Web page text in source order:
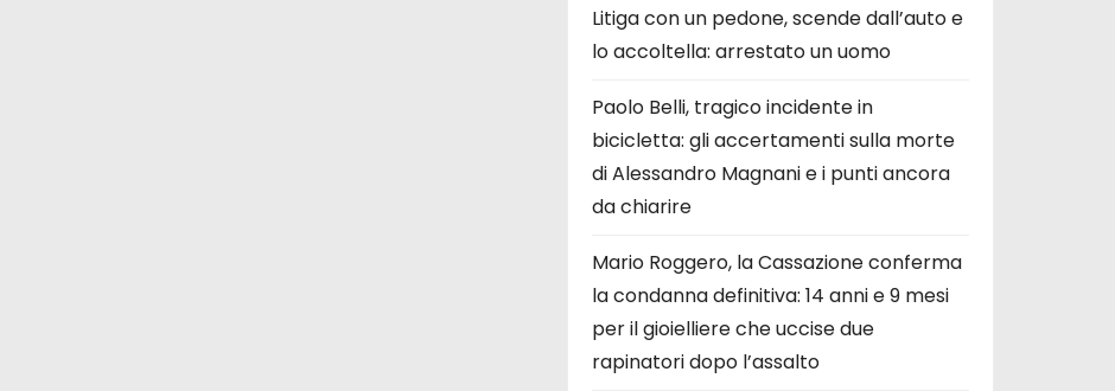
Litiga con un pedone, scende dall’auto e
lo accoltella: arrestato un uomo
Paolo Belli, tragico incidente in
bicicletta: gli accertamenti sulla morte
di Alessandro Magnani e i punti ancora
da chiarire
Mario Roggero, la Cassazione conferma
la condanna definitiva: 14 anni e 9 mesi
per il gioielliere che uccise due
rapinatori dopo l’assalto